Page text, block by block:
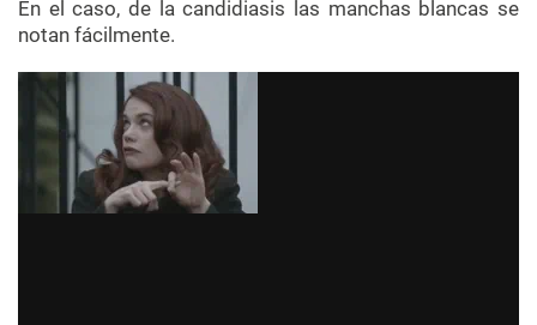
En el caso, de la candidiasis las manchas blancas se
notan fácilmente.